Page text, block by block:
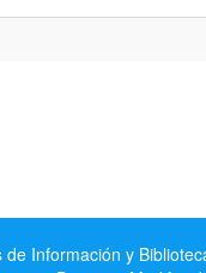
de Información y